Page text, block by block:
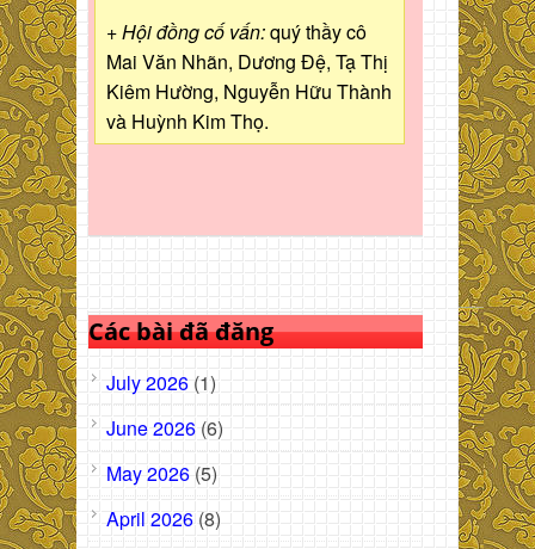
+ Hội đồng cố vấn:quý thầy cô
Mai Văn Nhãn, Dương Đệ, Tạ Thị
Kiêm Hường, Nguyễn Hữu Thành
và Huỳnh Kim Thọ.
Các bài đã đăng
July 2026 (1)
June 2026 (6)
May 2026 (5)
April 2026 (8)